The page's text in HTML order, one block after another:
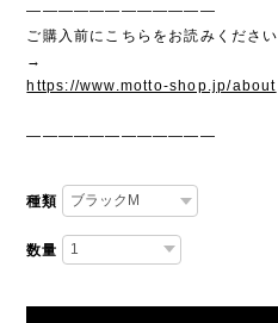
————————————
ご購入前にこちらをお読みください
→
https://www.motto-shop.jp/about
————————————
種類
数量